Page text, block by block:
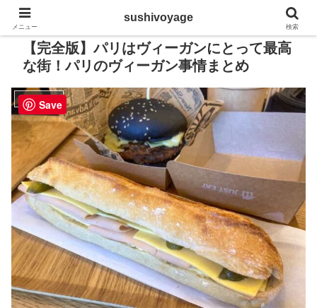
【完全版】パリはヴィーガンにとって最高
な街！パリのヴィーガン事情まとめ
フランス生活
メニュー
sushivoyage
検索
Save